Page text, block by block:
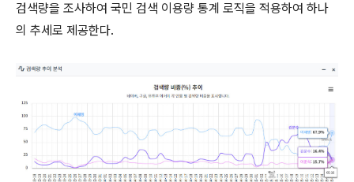
검색량을 조사하여 국민 검색 이용량 통계 로직을 적용하여 하나
의 추세로 제공한다.